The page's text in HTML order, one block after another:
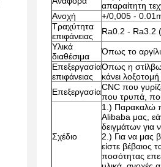
απαραίτητη
Ανοχή
+/0,005 -
Τραχύτητα
επιφάνειας
Ra0.2 - Ra3.2
Υλικά
διαθέσιμα
Όπως το
Επεξεργασία
επιφάνειας
Όπως η
κάνει
ΕπεξεργασίαCNC που
που τρυπά, που
Σχέδιο
1.) Παρακαλώ
Alibaba μας,
δειγμάτων για
2.) Για να μας
είστε βέβαιος
ποσότητας